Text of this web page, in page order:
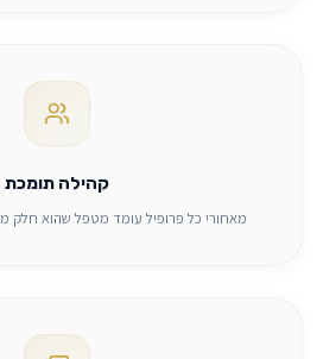
קהילה תומכת
מאחורי כל פרופיל עומד מטפל שהוא חלק